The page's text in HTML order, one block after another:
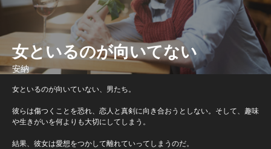
女といるのが向いてない
安納
女といるのが向いていない、男たち。
彼らは傷つくことを恐れ、恋人と真剣に向き合おうとしない。そして、趣味
や生きがいを何よりも大切にしてしまう。
結果、彼女は愛想をつかして離れていってしまうのだ。